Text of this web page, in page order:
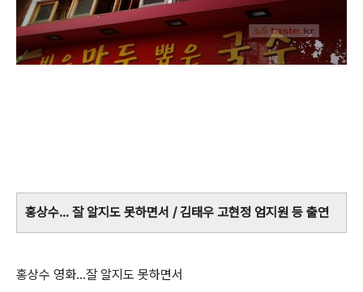
홍상수... 잘 알지도 못하면서 / 김태우 고현정 엄지원 등 출연
홍상수 영화...잘 알지도 못하면서